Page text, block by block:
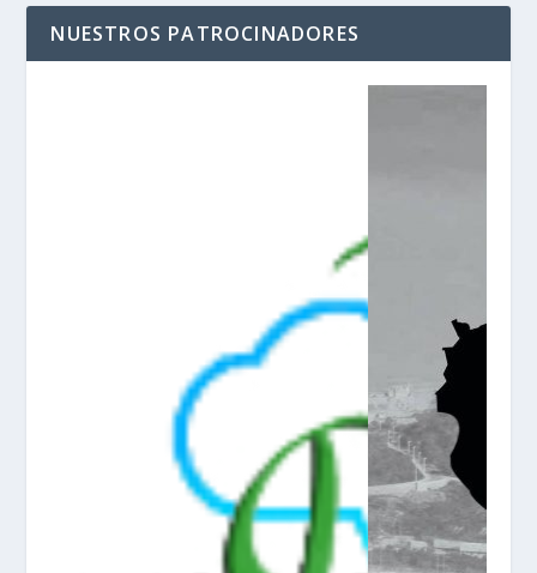
NUESTROS PATROCINADORES